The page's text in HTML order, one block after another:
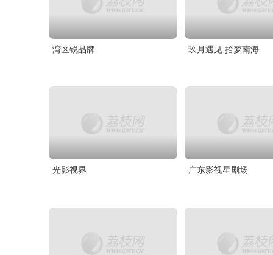
湾区锐品牌 玖月遇见 拾梦南海
光影视界 广东影视星剧场